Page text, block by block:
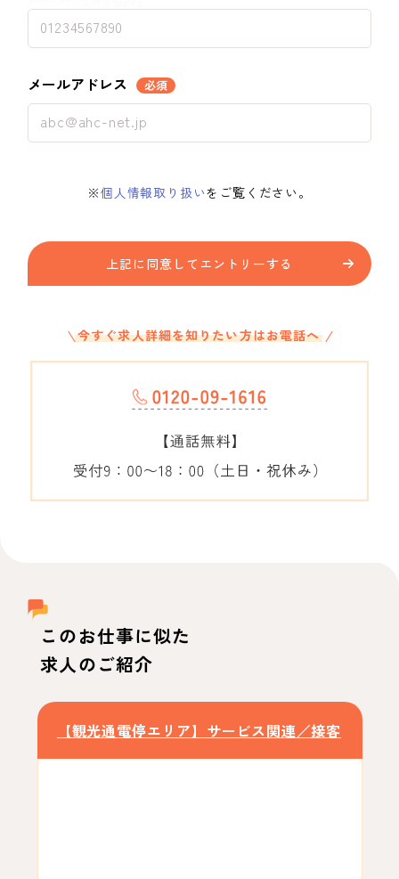
メールアドレス 必須
※個人情報取り扱いをご覧ください。
上記に同意してエントリーする
今すぐ求人詳細を知りたい方はお電話へ
このお仕事に似た
求人のご紹介
【観光通電停エリア】サービス関連／接客